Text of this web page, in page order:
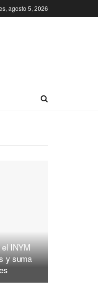
agosto 5, 2026
INYM
y suma